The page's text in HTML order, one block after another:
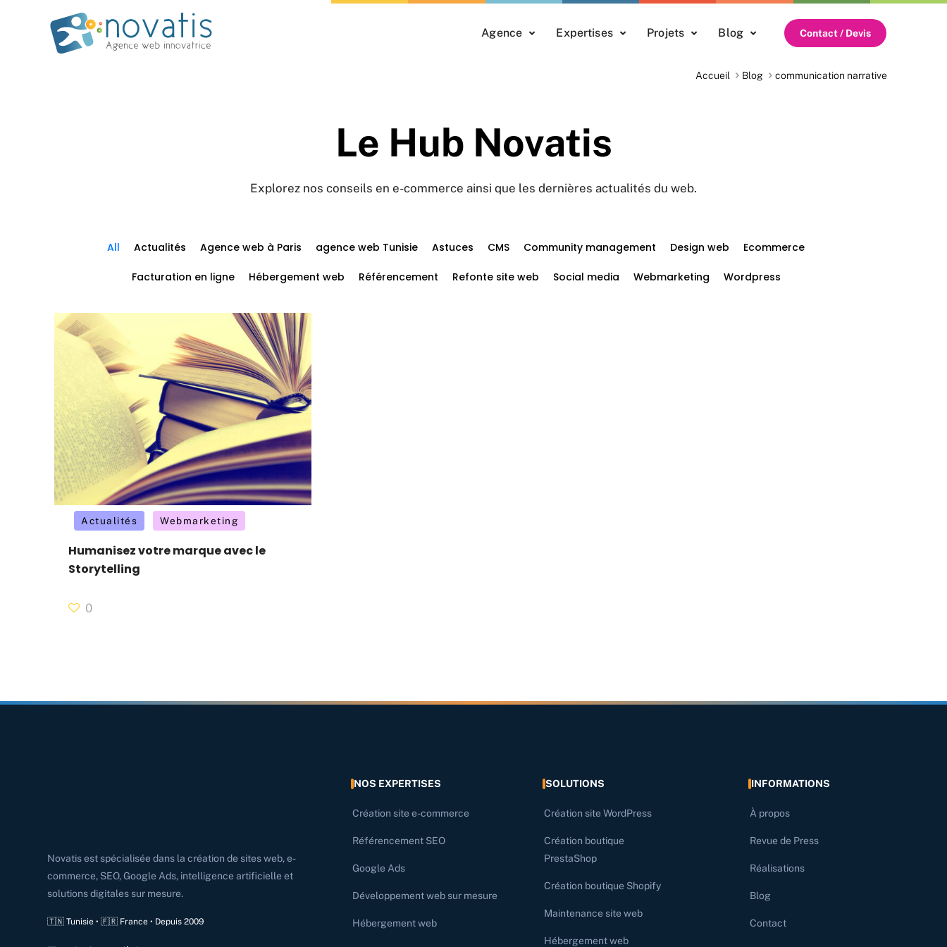
Agence Expertises Projets Blog Contact / Devis
Accueil Blog communication narrative
Le Hub Novatis
Explorez nos conseils en e-commerce ainsi que les dernières actualités du web.
All Actualités Agence web à Paris agence web Tunisie Astuces CMS Community management Design web Ecommerce
Facturation en ligne Hébergement web Référencement Refonte site web Social media Webmarketing Wordpress
Actualités Webmarketing
Humanisez votre marque avec le
Storytelling
0
Novatis est spécialisée dans la création de sites web, e-
commerce, SEO, Google Ads, intelligence artificielle et
solutions digitales sur mesure.
🇹🇳 Tunisie • 🇫🇷 France • Depuis 2009
NOS EXPERTISES
Création site e-commerce
Référencement SEO
Google Ads
Développement web sur mesure
Hébergement web
SOLUTIONS
Création site WordPress
Création boutique
PrestaShop
Création boutique Shopify
Maintenance site web
Hébergement web
INFORMATIONS
À propos
Revue de Press
Réalisations
Blog
Contact